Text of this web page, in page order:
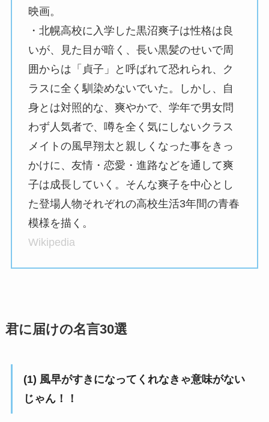
映画。
・北幌高校に入学した黒沼爽子は性格は良
いが、見た目が暗く、長い黒髪のせいで周
囲からは「貞子」と呼ばれて恐れられ、ク
ラスに全く馴染めないでいた。しかし、自
身とは対照的な、爽やかで、学年で男女問
わず人気者で、噂を全く気にしないクラス
メイトの風早翔太と親しくなった事をきっ
かけに、友情・恋愛・進路などを通して爽
子は成長していく。そんな爽子を中心とし
た登場人物それぞれの高校生活3年間の青春
模様を描く。
Wikipedia
君に届けの名言30選
(1) 風早がすきになってくれなきゃ意味がない
じゃん！！